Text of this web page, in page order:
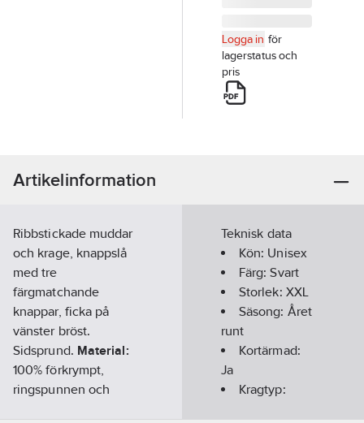
Logga in för
lagerstatus och
pris
Artikelinformation
Ribbstickade muddar
och krage, knappslå
med tre
färgmatchande
knappar, ficka på
vänster bröst.
Sidsprund. Material:
100% förkrympt,
ringspunnen och
Teknisk data
Kön: Unisex
Färg:Svart
Storlek: XXL
Säsong: Året
runt
Kortärmad:
Ja
Kragtyp: